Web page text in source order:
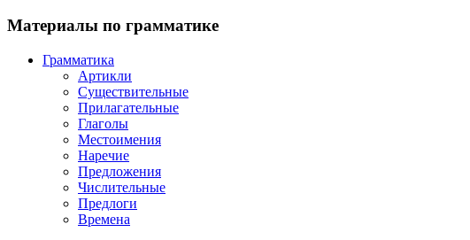
Материалы по грамматике
Грамматика
Артикли
Существительные
Прилагательные
Глаголы
Местоимения
Наречие
Предложения
Числительные
Предлоги
Времена